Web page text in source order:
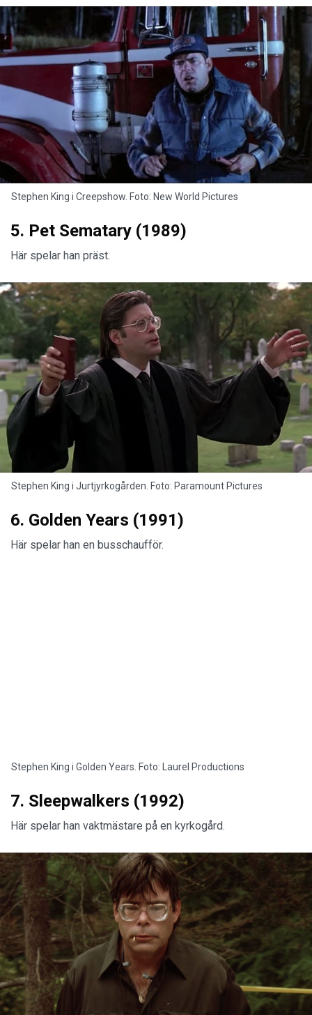
Stephen King i Creepshow. Foto: New World Pictures
5. Pet Sematary (1989)
Här spelar han präst.
Stephen King i Jurtjyrkogården. Foto: Paramount Pictures
6. Golden Years (1991)
Här spelar han en busschaufför.
Stephen King i Golden Years. Foto: Laurel Productions
7. Sleepwalkers (1992)
Här spelar han vaktmästare på en kyrkogård.